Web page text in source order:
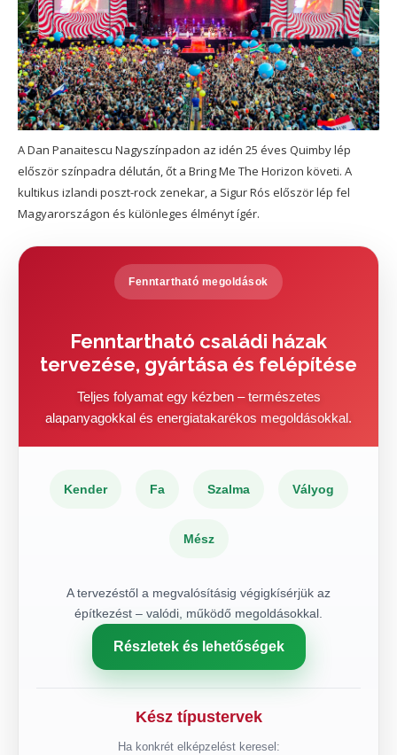
A Dan Panaitescu Nagyszínpadon az idén 25 éves Quimby lép
először színpadra délután, őt a Bring Me The Horizon követi. A
kultikus izlandi poszt-rock zenekar, a Sigur Rós először lép fel
Magyarországon és különleges élményt ígér.
Fenntartható megoldások
Fenntartható családi házak
tervezése, gyártása és felépítése
Teljes folyamat egy kézben – természetes
alapanyagokkal és energiatakarékos megoldásokkal.
Kender Fa Szalma Vályog
Mész
A tervezéstől a megvalósításig végigkísérjük az
építkezést – valódi, működő megoldásokkal.
Részletek és lehetőségek
Kész típustervek
Ha konkrét elképzelést keresel: